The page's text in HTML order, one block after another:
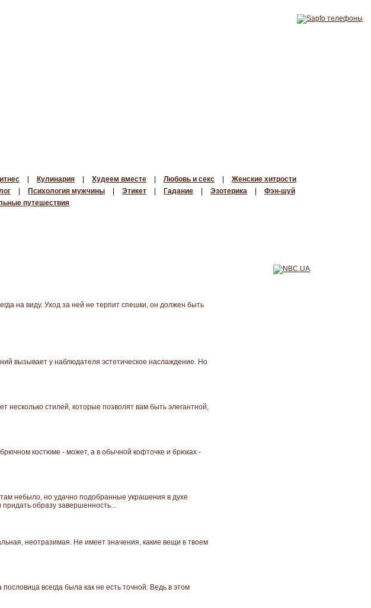
Кулинария Худеем вместе Любовь и секс
Женские хитрости
Психология мужчины Этикет Гадание Эзотерика
Фэн-шуй
путешествия
на виду. Уход за ней не терпит спешки, он должен быть
вызывает у наблюдателя эстетическое наслаждение. Но
несколько стилей, которые позволят вам быть элегантной,
костюме - может, а в обычной кофточке и брюках -
небыло, но удачно подобранные украшения в духе
образу завершенность...
неотразимая. Не имеет значения, какие вещи в твоем
всегда была как не есть точной. Ведь в этом